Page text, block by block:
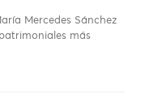
Mercedes Sánchez
más